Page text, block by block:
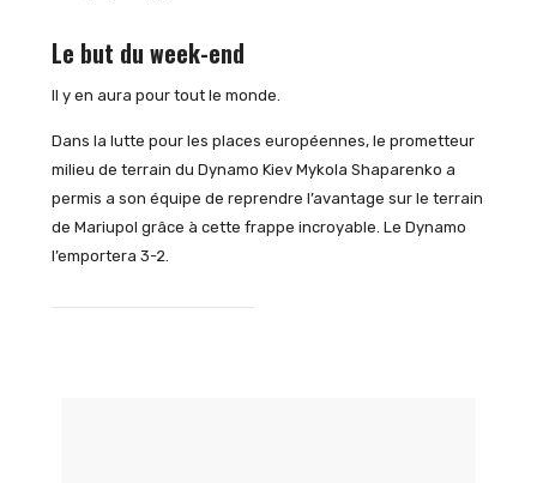
Le but du week-end
Il y en aura pour tout le monde.
Dans la lutte pour les places européennes, le prometteur
milieu de terrain du Dynamo Kiev Mykola Shaparenko a
permis a son équipe de reprendre l’avantage sur le terrain
de Mariupol grâce à cette frappe incroyable. Le Dynamo
l’emportera 3-2.